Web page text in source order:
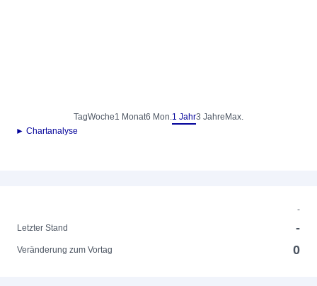
TagWoche1 Monat6 Mon.1 Jahr3 Jahre Max.
► Chartanalyse
-
Letzter Stand
-
Veränderung zum Vortag 0